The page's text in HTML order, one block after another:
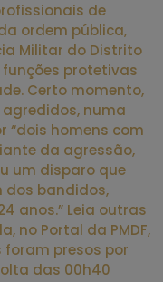
de
ordem pública,
Militar do Distrito
funções protetivas
Certo momento,
numa
“dois homens com
da agressão,
um disparo que
dos bandidos,
anos.” Leia outras
no Portal da PMDF,
presos por
das 00h40